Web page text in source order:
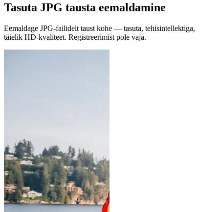
Tasuta JPG tausta eemaldamine
Eemaldage JPG-failidelt taust kohe — tasuta, tehisintellektiga,
täielik HD-kvaliteet. Registreerimist pole vaja.